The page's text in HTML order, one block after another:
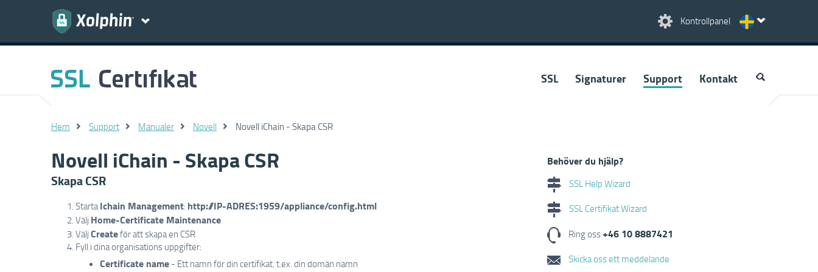
Kontrollpanel
SSL Signaturer Support Kontakt
Hem Support Manualer Novell Novell iChain - Skapa CSR
Novell iChain - Skapa CSR
Skapa CSR
StartaIchain Management: http://IP-ADRES:1959/appliance/config.html
Välj Home-Certificate Maintenance
Välj Createför att skapa en CSR
Fyll i dina organisations uppgifter:
Certificate name - Ett namn för din certifikat. t.ex. din domän namn
Behöver du hjälp?
SSL Help Wizard
SSL Certifikat Wizard
Ring oss+46 10 8887421
Skicka oss ett meddelande